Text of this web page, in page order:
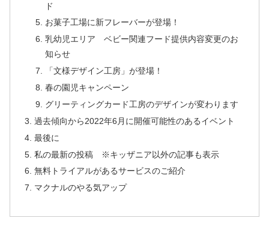
ド
お菓子工場に新フレーバーが登場！
乳幼児エリア ベビー関連フード提供内容変更のお
知らせ
「文様デザイン工房」が登場！
春の園児キャンペーン
グリーティングカード工房のデザインが変わります
過去傾向から2022年6月に開催可能性のあるイベント
最後に
私の最新の投稿 ※キッザニア以外の記事も表示
無料トライアルがあるサービスのご紹介
マクナルのやる気アップ